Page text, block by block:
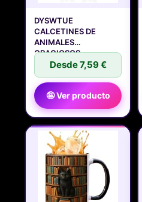
DYSWTUE
CALCETINES DE
ANIMALES
GRACIOSOS,
DIVERTIDOS
CALCETINES
Desde 7,59 €
🤪 Ver producto